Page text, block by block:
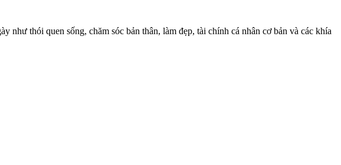
thói quen sống, chăm sóc bản thân, làm đẹp, tài chính cá nhân cơ bản và các khía